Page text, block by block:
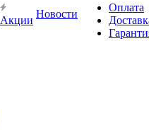
Акции
Новости
Оплата